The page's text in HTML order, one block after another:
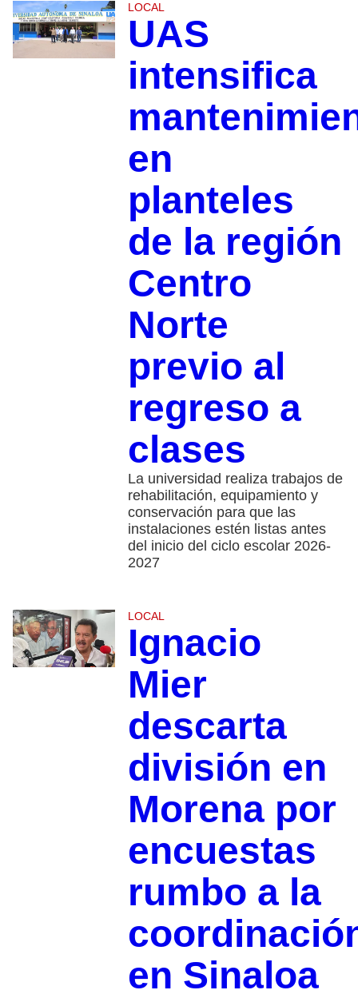
LOCAL
UAS
intensifica
en
planteles
de la región
Centro
Norte
previo al
regreso a
clases
La universidad realiza trabajos de
rehabilitación, equipamiento y
conservación para que las
instalaciones estén listas antes
del inicio del ciclo escolar 2026-
2027
LOCAL
Ignacio
Mier
descarta
división en
Morena por
encuestas
rumbo a la
en Sinaloa